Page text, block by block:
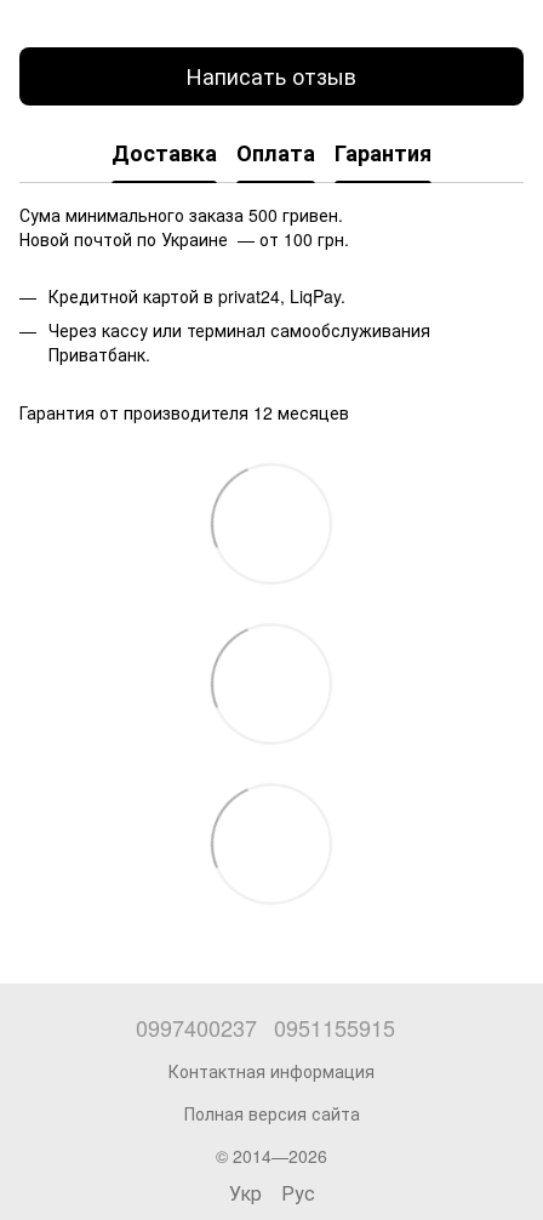
Написать отзыв
Доставка Оплата Гарантия
Сума минимального заказа 500 гривен.
Новой почтой по Украине — от 100 грн.
Кредитной картой в privat24, LiqPay.
Через кассу или терминал самообслуживания
Приватбанк.
Гарантия от производителя 12 месяцев
0997400237 0951155915
Контактная информация
Полная версия сайта
© 2014—2026
Укр Рус